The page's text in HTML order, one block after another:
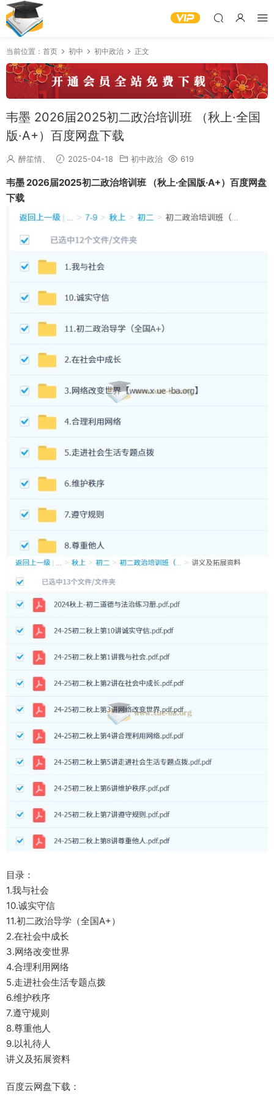
当前位置： 首页 初中 初中政治 正文
韦墨 2026届2025初二政治培训班 （秋上·全国
版·A+）百度网盘下载
醉笙情、 2025-04-18 初中政治 619
韦墨 2026届2025初二政治培训班 （秋上·全国版·A+）百度网盘
下载
目录：
1.我与社会
10.诚实守信
11.初二政治导学（全国A+）
2.在社会中成长
3.网络改变世界
4.合理利用网络
5.走进社会生活专题点拨
6.维护秩序
7.遵守规则
8.尊重他人
9.以礼待人
讲义及拓展资料
百度云网盘下载：